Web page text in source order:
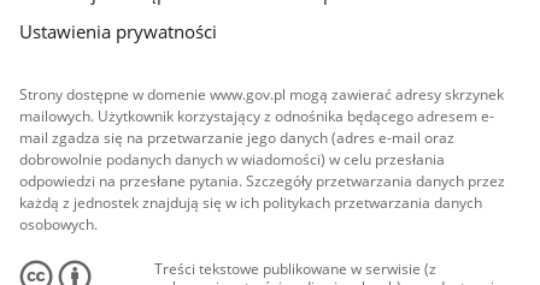
Ustawienia prywatności
Strony dostępne w domenie www.gov.pl mogą zawierać adresy skrzynek
mailowych. Użytkownik korzystający z odnośnika będącego adresem e-
mail zgadza się na przetwarzanie jego danych (adres e-mail oraz
dobrowolnie podanych danych w wiadomości) w celu przesłania
odpowiedzi na przesłane pytania. Szczegóły przetwarzania danych przez
każdą z jednostek znajdują się w ich politykach przetwarzania danych
osobowych.
Treści tekstowe publikowane w serwisie (z